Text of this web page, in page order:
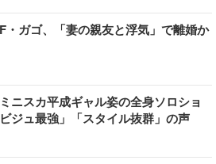
・ガゴ、「妻の親友と浮気」で離婚か
ニスカ平成ギャル姿の全身ソロショ
ジュ最強」「スタイル抜群」の声